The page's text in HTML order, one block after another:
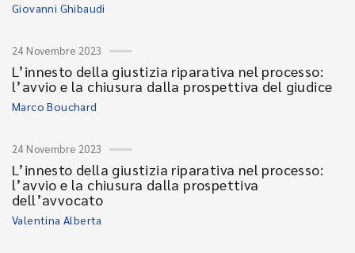
Giovanni Ghibaudi
24 Novembre 2023
L’innesto della giustizia riparativa nel processo:
l’avvio e la chiusura dalla prospettiva del giudice
Marco Bouchard
24 Novembre 2023
L’innesto della giustizia riparativa nel processo:
l’avvio e la chiusura dalla prospettiva
dell’avvocato
Valentina Alberta